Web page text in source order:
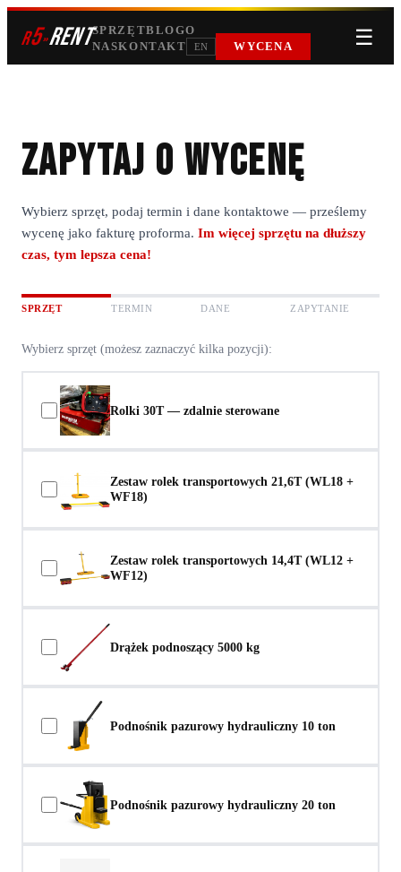
r5»RENTSPRZĘTBLOGO
NASKONTAKT EN WYCENA ☰
Zapytaj o wycenę
Wybierz sprzęt, podaj termin i dane kontaktowe — prześlemy
wycenę jako fakturę proforma. Im więcej sprzętu na dłuższy
czas, tym lepsza cena!
SPRZĘT TERMIN DANE ZAPYTANIE
Wybierz sprzęt (możesz zaznaczyć kilka pozycji):
Rolki 30T — zdalnie sterowane
Zestaw rolek transportowych 21,6T (WL18 +
WF18)
Zestaw rolek transportowych 14,4T (WL12 +
WF12)
Drążek podnoszący 5000 kg
Podnośnik pazurowy hydrauliczny 10 ton
Podnośnik pazurowy hydrauliczny 20 ton